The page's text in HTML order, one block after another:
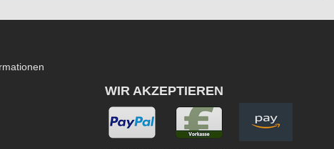
WIR AKZEPTIEREN